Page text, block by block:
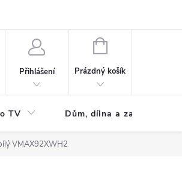
Přihlášení
NÁKUPNÍ
Prázdný košík
TV Dům, dílna a zahrada
VMAX92XWH2